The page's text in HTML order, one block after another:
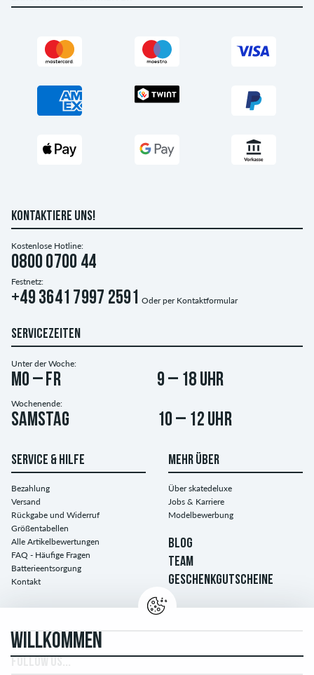
KONTAKTIERE UNS!
Kostenlose Hotline:
0800 0700 44
Festnetz:
+49 3641 7997 2591 Oder per Kontaktformular
SERVICEZEITEN
Unter der Woche:
Mo – Fr 9 – 18 Uhr
Wochenende:
Samstag 10 – 12 Uhr
SERVICE & HILFE
Bezahlung
Versand
Rückgabe und Widerruf
Größentabellen
Alle Artikelbewertungen
FAQ - Häufige Fragen
Batterieentsorgung
Kontakt
MEHR ÜBER
Über skatedeluxe
Jobs & Karriere
Modelbewerbung
BLOG
TEAM
GESCHENKGUTSCHEINE
WILLKOMMEN